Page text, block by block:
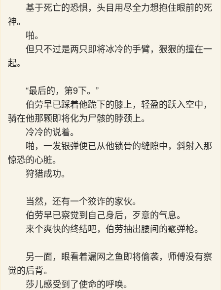
基于死亡的恐惧，头目用尽全力想抱住眼前的死
神。
啪。
但只不过是两只即将冰冷的手臂，狠狠的撞在一
起。
“最后的，第9下。”
伯劳早已踩着他跪下的膝上，轻盈的跃入空中，
骑在他那颗即将化为尸骸的脖颈上。
冷冷的说着。
啪，一发银弹便已从他锁骨的缝隙中，斜射入那
惊恐的心脏。
狩猎成功。
当然，还有一个狡诈的家伙。
伯劳早已察觉到自己身后，歹意的气息。
来个爽快的终结吧，伯劳抽出腰间的霰弹枪。
另一面，眼看着漏网之鱼即将偷袭，师傅没有察
觉的后背。
莎儿感受到了使命的呼唤。